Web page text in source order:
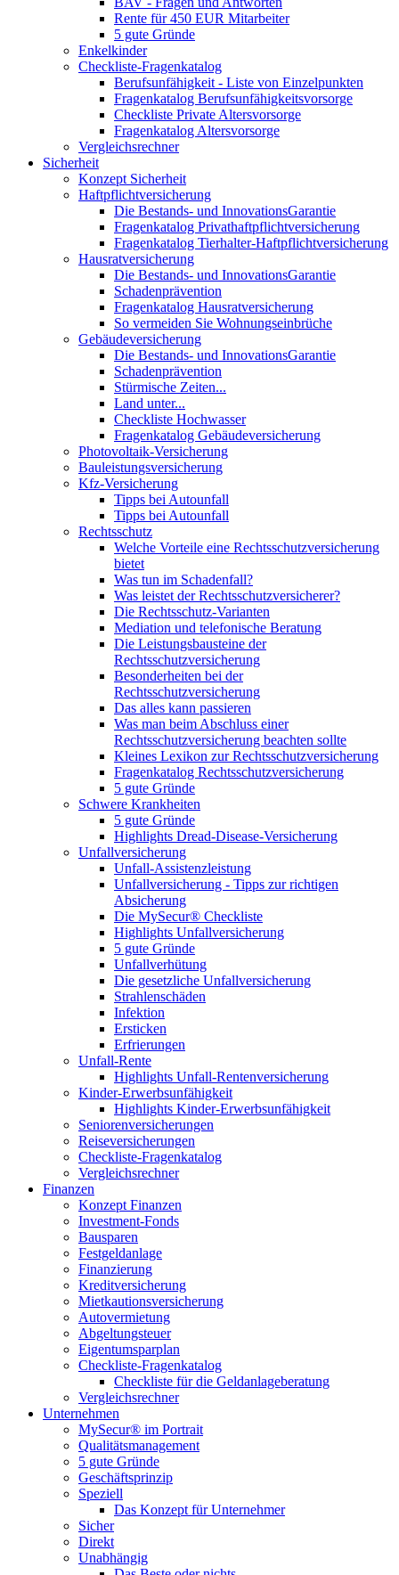
Rente für 450 EUR Mitarbeiter
5 gute Gründe
Enkelkinder
Checkliste-Fragenkatalog
Berufsunfähigkeit - Liste von Einzelpunkten
Fragenkatalog Berufsunfähigkeitsvorsorge
Checkliste Private Altersvorsorge
Fragenkatalog Altersvorsorge
Vergleichsrechner
Sicherheit
Konzept Sicherheit
Haftpflichtversicherung
Die Bestands- und InnovationsGarantie
Fragenkatalog Privathaftpflichtversicherung
Fragenkatalog Tierhalter-Haftpflichtversicherung
Hausratversicherung
Die Bestands- und InnovationsGarantie
Schadenprävention
Fragenkatalog Hausratversicherung
So vermeiden Sie Wohnungseinbrüche
Gebäudeversicherung
Die Bestands- und InnovationsGarantie
Schadenprävention
Stürmische Zeiten...
Land unter...
Checkliste Hochwasser
Fragenkatalog Gebäudeversicherung
Photovoltaik-Versicherung
Bauleistungsversicherung
Kfz-Versicherung
Tipps bei Autounfall
Tipps bei Autounfall
Rechtsschutz
Welche Vorteile eine Rechtsschutzversicherung
bietet
Was tun im Schadenfall?
Was leistet der Rechtsschutzversicherer?
Die Rechtsschutz-Varianten
Mediation und telefonische Beratung
Die Leistungsbausteine der
Rechtsschutzversicherung
Besonderheiten bei der
Rechtsschutzversicherung
Das alles kann passieren
Was man beim Abschluss einer
Rechtsschutzversicherung beachten sollte
Kleines Lexikon zur Rechtsschutzversicherung
Fragenkatalog Rechtsschutzversicherung
5 gute Gründe
Schwere Krankheiten
5 gute Gründe
Highlights Dread-Disease-Versicherung
Unfallversicherung
Unfall-Assistenzleistung
Unfallversicherung - Tipps zur richtigen
Absicherung
Die MySecur® Checkliste
Highlights Unfallversicherung
5 gute Gründe
Unfallverhütung
Die gesetzliche Unfallversicherung
Strahlenschäden
Infektion
Ersticken
Erfrierungen
Unfall-Rente
Highlights Unfall-Rentenversicherung
Kinder-Erwerbsunfähigkeit
Highlights Kinder-Erwerbsunfähigkeit
Seniorenversicherungen
Reiseversicherungen
Checkliste-Fragenkatalog
Vergleichsrechner
Finanzen
Konzept Finanzen
Investment-Fonds
Bausparen
Festgeldanlage
Finanzierung
Kreditversicherung
Mietkautionsversicherung
Autovermietung
Abgeltungsteuer
Eigentumsparplan
Checkliste-Fragenkatalog
Checkliste für die Geldanlageberatung
Vergleichsrechner
Unternehmen
MySecur® im Portrait
Qualitätsmanagement
5 gute Gründe
Geschäftsprinzip
Speziell
Das Konzept für Unternehmer
Sicher
Direkt
Unabhängig